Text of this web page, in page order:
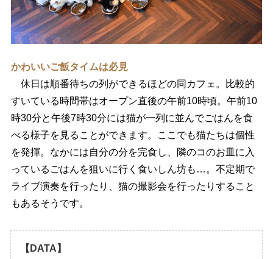
かわいいご飯タイムは必見
休日は順番待ちの列ができるほどの同カフェ。比較的
すいている時間帯はオープン直後の午前10時頃。午前10
時30分と午後7時30分には猫が一列に並んでごはんを食
べる様子を見ることができます。ここでも猫たちは個性
を発揮。なかには自分の分を完食し、隣のコのお皿に入
っているごはんを狙いに行く食いしん坊も…。不定期で
ライブ演奏を行ったり、猫の撮影会を行ったりすること
もあるそうです。
【DATA】